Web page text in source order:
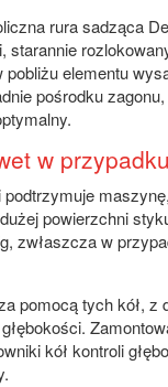
rura sadząca
elementu
pośrodku
w
powierzchni
zwłaszcza w
pomocą tych kół, z
kół kontroli